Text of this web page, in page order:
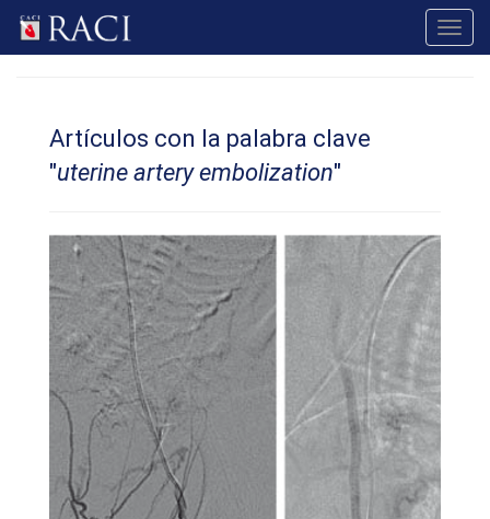
Artículos con la palabra clave
"uterine artery embolization"